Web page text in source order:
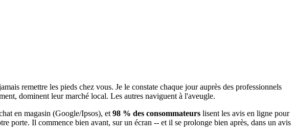
remettre les pieds chez vous. Je le constate chaque jour auprès des professionnels
dominent leur marché local. Les autres naviguent à l'aveugle.
en magasin (Google/Ipsos), et 98 % des consommateurs lisent les avis en ligne pour
porte. Il commence bien avant, sur un écran -- et il se prolonge bien après, dans un avis